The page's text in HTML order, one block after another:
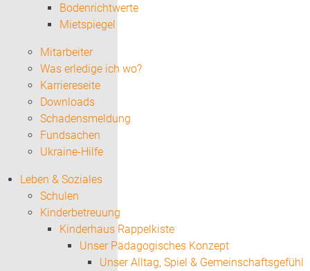
Bodenrichtwerte
Mietspiegel
Mitarbeiter
Was erledige ich wo?
Karriereseite
Downloads
Schadensmeldung
Fundsachen
Ukraine-Hilfe
Leben & Soziales
Schulen
Kinderbetreuung
Kinderhaus Rappelkiste
Unser Pädagogisches Konzept
Unser Alltag, Spiel & Gemeinschaftsgefühl